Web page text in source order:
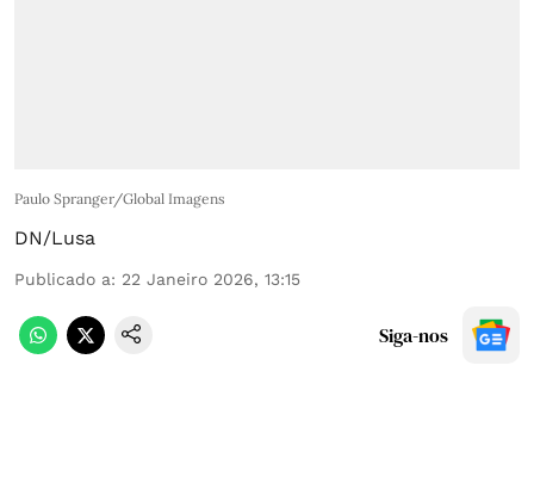
Paulo Spranger/Global Imagens
DN/Lusa
Publicado a: 22 Janeiro 2026, 13:15
Siga-nos